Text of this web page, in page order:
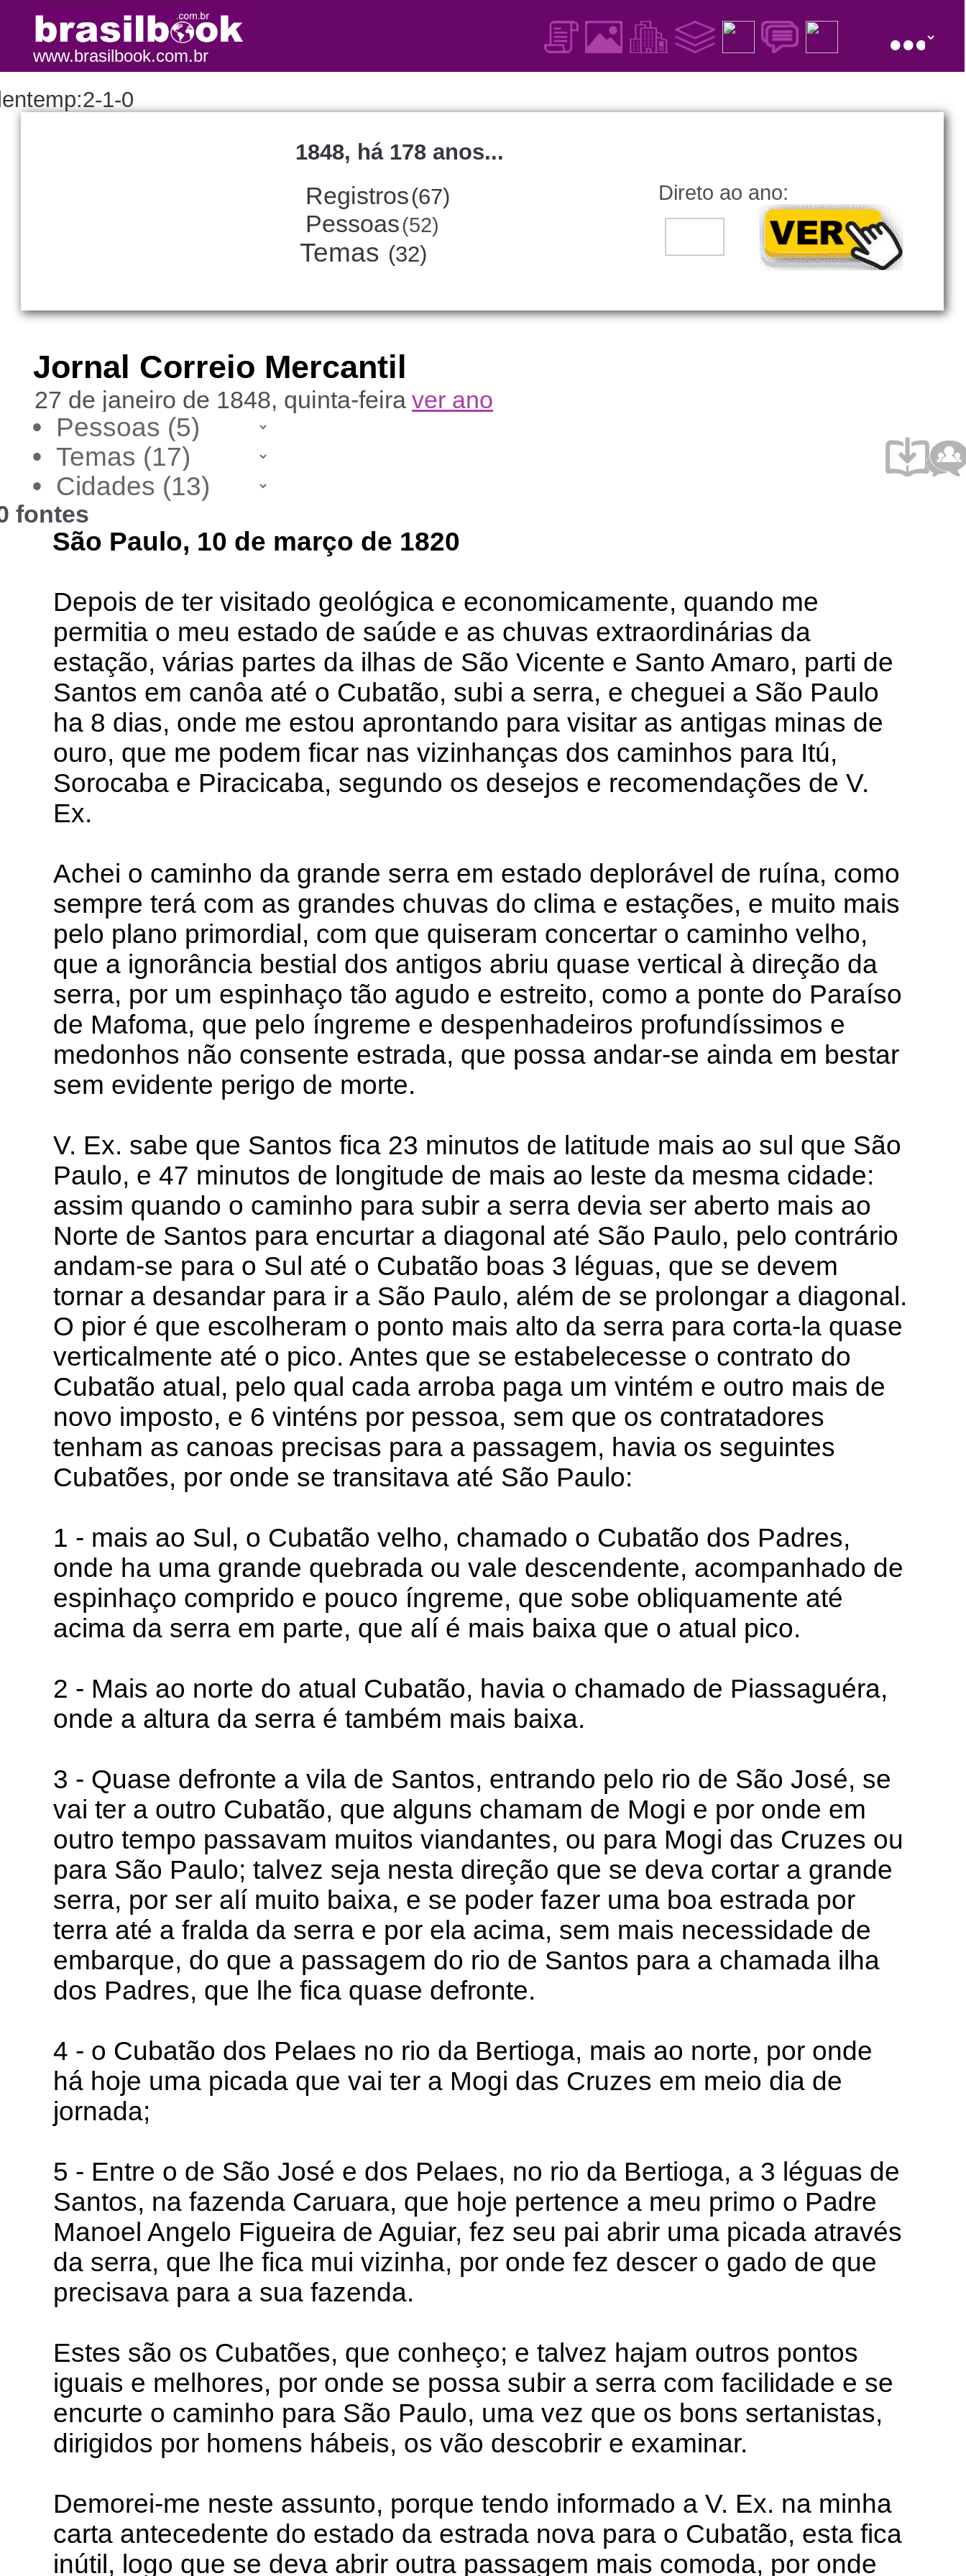
www.brasilbook.com.br
1-0
1848, há 178 anos...
Registros(67)
Pessoas(52)
Temas (32)
Direto ao ano:
Jornal Correio Mercantil
27 de janeiro de 1848, quinta-feiraver ano
•
•
•
fontes
São Paulo, 10 de março de 1820
Depois de ter visitado geológica e economicamente, quando me
permitia o meu estado de saúde e as chuvas extraordinárias da
estação, várias partes da ilhas de São Vicente e Santo Amaro, parti de
Santos em canôa até o Cubatão, subi a serra, e cheguei a São Paulo
ha 8 dias, onde me estou aprontando para visitar as antigas minas de
ouro, que me podem ficar nas vizinhanças dos caminhos para Itú,
Sorocaba e Piracicaba, segundo os desejos e recomendações de V.
Ex.
Achei o caminho da grande serra em estado deplorável de ruína, como
sempre terá com as grandes chuvas do clima e estações, e muito mais
pelo plano primordial, com que quiseram concertar o caminho velho,
que a ignorância bestial dos antigos abriu quase vertical à direção da
serra, por um espinhaço tão agudo e estreito, como a ponte do Paraíso
de Mafoma, que pelo íngreme e despenhadeiros profundíssimos e
medonhos não consente estrada, que possa andar-se ainda em bestar
sem evidente perigo de morte.
V. Ex. sabe que Santos fica 23 minutos de latitude mais ao sul que São
Paulo, e 47 minutos de longitude de mais ao leste da mesma cidade:
assim quando o caminho para subir a serra devia ser aberto mais ao
Norte de Santos para encurtar a diagonal até São Paulo, pelo contrário
andam-se para o Sul até o Cubatão boas 3 léguas, que se devem
tornar a desandar para ir a São Paulo, além de se prolongar a diagonal.
O pior é que escolheram o ponto mais alto da serra para corta-la quase
verticalmente até o pico. Antes que se estabelecesse o contrato do
Cubatão atual, pelo qual cada arroba paga um vintém e outro mais de
novo imposto, e 6 vinténs por pessoa, sem que os contratadores
tenham as canoas precisas para a passagem, havia os seguintes
Cubatões, por onde se transitava até São Paulo:
1 - mais ao Sul, o Cubatão velho, chamado o Cubatão dos Padres,
onde ha uma grande quebrada ou vale descendente, acompanhado de
espinhaço comprido e pouco íngreme, que sobe obliquamente até
acima da serra em parte, que alí é mais baixa que o atual pico.
2 - Mais ao norte do atual Cubatão, havia o chamado de Piassaguéra,
onde a altura da serra é também mais baixa.
3 - Quase defronte a vila de Santos, entrando pelo rio de São José, se
vai ter a outro Cubatão, que alguns chamam de Mogi e por onde em
outro tempo passavam muitos viandantes, ou para Mogi das Cruzes ou
para São Paulo; talvez seja nesta direção que se deva cortar a grande
serra, por ser alí muito baixa, e se poder fazer uma boa estrada por
terra até a fralda da serra e por ela acima, sem mais necessidade de
embarque, do que a passagem do rio de Santos para a chamada ilha
dos Padres, que lhe fica quase defronte.
4 - o Cubatão dos Pelaes no rio da Bertioga, mais ao norte, por onde
há hoje uma picada que vai ter a Mogi das Cruzes em meio dia de
jornada;
5 - Entre o de São José e dos Pelaes, no rio da Bertioga, a 3 léguas de
Santos, na fazenda Caruara, que hoje pertence a meu primo o Padre
Manoel Angelo Figueira de Aguiar, fez seu pai abrir uma picada através
da serra, que lhe fica mui vizinha, por onde fez descer o gado de que
precisava para a sua fazenda.
Estes são os Cubatões, que conheço; e talvez hajam outros pontos
iguais e melhores, por onde se possa subir a serra com facilidade e se
encurte o caminho para São Paulo, uma vez que os bons sertanistas,
dirigidos por homens hábeis, os vão descobrir e examinar.
Demorei-me neste assunto, porque tendo informado a V. Ex. na minha
carta antecedente do estado da estrada nova para o Cubatão, esta fica
inútil, logo que se deva abrir outra passagem mais comoda, por onde